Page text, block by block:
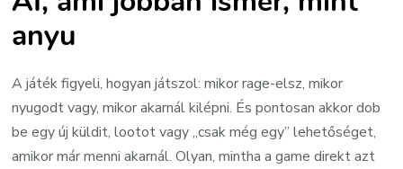
anyu
A játék figyeli, hogyan játszol: mikor rage-elsz, mikor
nyugodt vagy, mikor akarnál kilépni. És pontosan akkor dob
be egy új küldit, lootot vagy „csak még egy” lehetőséget,
amikor már menni akarnál. Olyan, mintha a game direkt azt